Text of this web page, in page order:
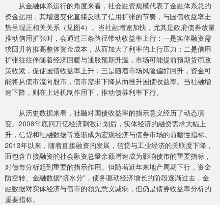
从金融体系运行的角度来看，社会融资规模代表了金融体系总的
资金运用，其增速变化直接反映了信用扩张的节奏，与国债收益率走
势呈现正相关关系（见图4）。当社融增速加快，尤其是政府债券放量
推动信用扩张时，会通过三条路径带动收益率上行：一是实体融资需
求回升将推高整体资金成本，从而加大了利率的上行压力；二是信用
扩张往往伴随着经济回暖与通胀预期升温，市场可能提前预期货币政
策收紧，促使国债收益率上升；三是随着市场风险偏好回升，资金可
能将从债市流向股市，债市需求下降从而推升国债收益率。当社融增
速下降，则在上述机制作用下，推动债券利率下行。
从历史数据来看，社融对国债收益率的指示意义经历了动态演
变。2008年底四万亿经济刺激计划后，实体经济的融资需求大幅上
升，信贷和社融数据等逐渐成为宏观经济与债券市场的前瞻性指标。
2013年以来，随着直接融资的发展，信贷与工业经济的关联度下降，
而包含直接融资的社会融资总量余额增速成为影响债市的重要指标，
对债市分析起到重要的指示作用。但随着近年来地产周期下行，资金
防空转、金融数据“挤水分”，债务驱动经济增长的阶段逐渐过去，金
融数据对实体经济与债市的领先意义减弱，但仍是债券收益率分析的
重要指标。